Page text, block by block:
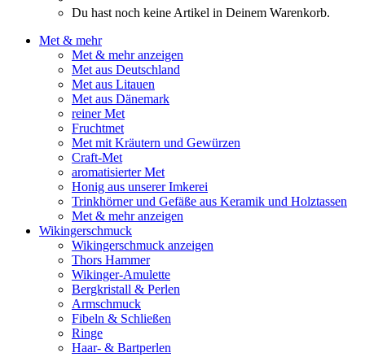
Du hast noch keine Artikel in Deinem Warenkorb.
Met & mehr
Met & mehr anzeigen
Met aus Deutschland
Met aus Litauen
Met aus Dänemark
reiner Met
Fruchtmet
Met mit Kräutern und Gewürzen
Craft-Met
aromatisierter Met
Honig aus unserer Imkerei
Trinkhörner und Gefäße aus Keramik und Holztassen
Met & mehr anzeigen
Wikingerschmuck
Wikingerschmuck anzeigen
Thors Hammer
Wikinger-Amulette
Bergkristall & Perlen
Armschmuck
Fibeln & Schließen
Ringe
Haar- & Bartperlen